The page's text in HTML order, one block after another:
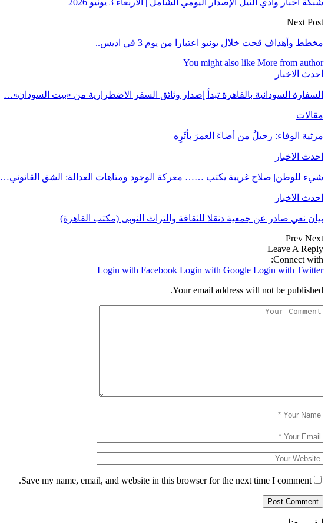
Next Post
مخطط وأهداف قحت خلال يونيو اعتبارا من يوم 3 في اديس..
You might also like More from author
احدث الاخبار
السفارة السودانية بالقاهرة تبدأ إصدار وثائق السفر الاضطرارية من «بيت السودان»…
مقالات
مرثية الوفاء: رحيلُ من أضاءَ العمرَ بأثَرِه
احدث الاخبار
شيء للوطن| صلاح غريبة يكتب …… معركة الوجود ومتاهات العدالة: الشق القانوني…
احدث الاخبار
بيان نعي صادر عن جمعية دنقلا للثقافة والتراث النوبى (مكتب القاهرة)
Prev Next
Leave A Reply
Connect with:
Login with Facebook Login with Google Login with Twitter
Your email address will not be published.
Save my name, email, and website in this browser for the next time I comment.